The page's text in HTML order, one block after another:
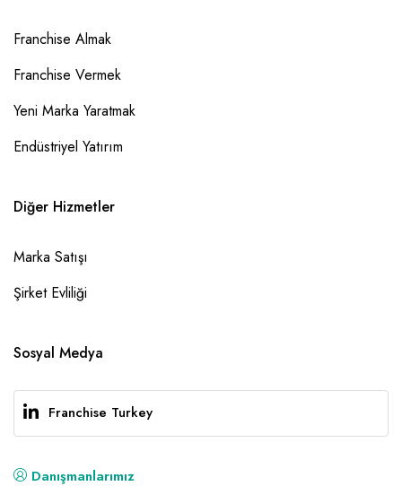
Franchise Almak
Franchise Vermek
Yeni Marka Yaratmak
Endüstriyel Yatırım
Diğer Hizmetler
Marka Satışı
Şirket Evliliği
Sosyal Medya
Franchise Turkey
Danışmanlarımız